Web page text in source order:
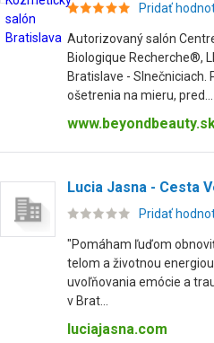
Pridať
Autorizovaný salón
Biologique Recherche®,
Bratislave - Slnečniciach.
ošetrenia na mieru, pred...
Lucia Jasna - Cesta
Pridať
"Pomáham ľuďom
telom a životnou
uvoľňovania emócie a
v Brat...
luciajasna.com